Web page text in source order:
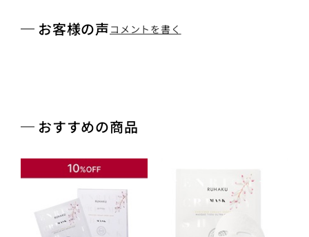
お客様の声 コメントを書く
おすすめの商品